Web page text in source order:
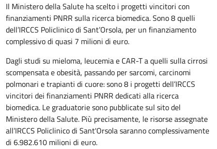
Il Ministero della Salute ha scelto i progetti vincitori con
finanziamenti PNRR sulla ricerca biomedica. Sono 8 quelli
dell’IRCCS Policlinico di Sant’Orsola, per un finanziamento
complessivo di quasi 7 milioni di euro.
Dagli studi su mieloma, leucemia e CAR-T a quelli sulla cirrosi
scompensata e obesità, passando per sarcomi, carcinomi
polmonari e trapianti di cuore: sono 8 i progetti dell’IRCCS
vincitori dei finanziamenti PNRR dedicati alla ricerca
biomedica. Le graduatorie sono pubblicate sul sito del
Ministero della Salute. Più precisamente, le risorse assegnate
all’IRCCS Policlinico di Sant'Orsola saranno complessivamente
di 6.982.610 milioni di euro.